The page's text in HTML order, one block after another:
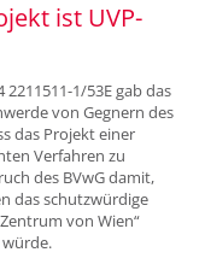
ist UVP-
1/53E gab das
von Gegnern des
das Projekt einer
Verfahren zu
des BVwG damit,
das schutzwürdige
von Wien“